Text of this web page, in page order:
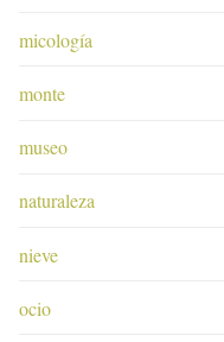
micología
monte
museo
naturaleza
nieve
ocio